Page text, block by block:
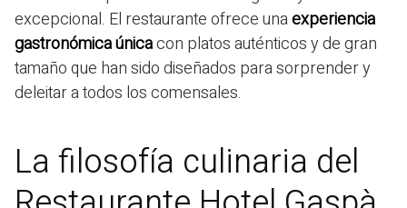
excepcional. El restaurante ofrece unaexperiencia
gastronómica únicacon platos auténticos y de gran
tamaño que han sido diseñados para sorprender y
deleitar a todos los comensales.
La filosofía culinaria del